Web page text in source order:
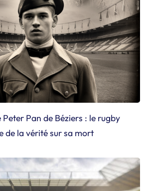
Pan de Béziers : le rugby
de la vérité sur sa mort